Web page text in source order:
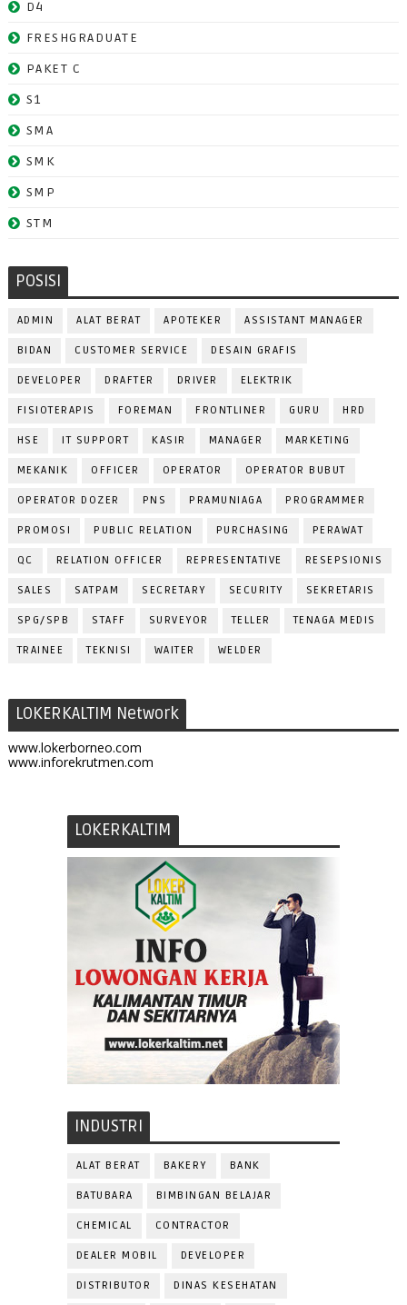
D4
FRESHGRADUATE
PAKET C
S1
SMA
SMK
SMP
STM
POSISI
ADMIN ALAT BERAT APOTEKER ASSISTANT MANAGER
BIDAN CUSTOMER SERVICE DESAIN GRAFIS
DEVELOPER DRAFTER DRIVER ELEKTRIK
FISIOTERAPIS FOREMAN FRONTLINER GURU HRD
HSE IT SUPPORT KASIR MANAGER MARKETING
MEKANIK OFFICER OPERATOR OPERATOR BUBUT
OPERATOR DOZER PNS PRAMUNIAGA PROGRAMMER
PROMOSI PUBLIC RELATION PURCHASING PERAWAT
QC RELATION OFFICER REPRESENTATIVE RESEPSIONIS
SALES SATPAM SECRETARY SECURITY SEKRETARIS
SPG/SPB STAFF SURVEYOR TELLER TENAGA MEDIS
TRAINEE TEKNISI WAITER WELDER
LOKERKALTIM Network
www.lokerborneo.com
www.inforekrutmen.com
LOKERKALTIM
INDUSTRI
ALAT BERAT BAKERY BANK
BATUBARA BIMBINGAN BELAJAR
CHEMICAL CONTRACTOR
DEALER MOBIL DEVELOPER
DISTRIBUTOR DINAS KESEHATAN